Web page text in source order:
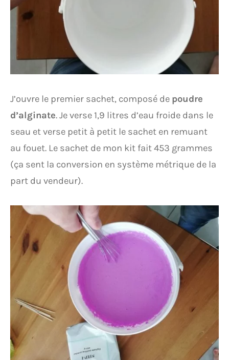
J’ouvre le premier sachet, composé de poudre
d’alginate. Je verse 1,9 litres d’eau froide dans le
seau et verse petit à petit le sachet en remuant
au fouet. Le sachet de mon kit fait 453 grammes
(ça sent la conversion en système métrique de la
part du vendeur).